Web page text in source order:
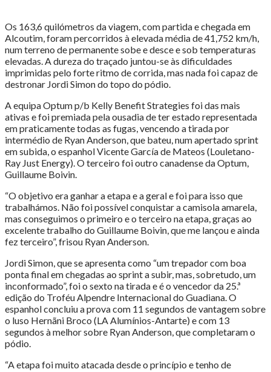
Os 163,6 quilómetros da viagem, com partida e chegada em
Alcoutim, foram percorridos à elevada média de 41,752 km/h,
num terreno de permanente sobe e desce e sob temperaturas
elevadas. A dureza do traçado juntou-se às dificuldades
imprimidas pelo forte ritmo de corrida, mas nada foi capaz de
destronar Jordi Simon do topo do pódio.
A equipa Optum p/b Kelly Benefit Strategies foi das mais
ativas e foi premiada pela ousadia de ter estado representada
em praticamente todas as fugas, vencendo a tirada por
intermédio de Ryan Anderson, que bateu, num apertado sprint
em subida, o espanhol Vicente García de Mateos (Louletano-
Ray Just Energy). O terceiro foi outro canadense da Optum,
Guillaume Boivin.
“O objetivo era ganhar a etapa e a geral e foi para isso que
trabalhámos. Não foi possível conquistar a camisola amarela,
mas conseguimos o primeiro e o terceiro na etapa, graças ao
excelente trabalho do Guillaume Boivin, que me lançou e ainda
fez terceiro”, frisou Ryan Anderson.
Jordi Simon, que se apresenta como “um trepador com boa
ponta final em chegadas ao sprint a subir, mas, sobretudo, um
inconformado”, foi o sexto na tirada e é o vencedor da 25.ª
edição do Troféu Alpendre Internacional do Guadiana. O
espanhol concluiu a prova com 11 segundos de vantagem sobre
o luso Hernãni Broco (LA Alumínios-Antarte) e com 13
segundos à melhor sobre Ryan Anderson, que completaram o
pódio.
“A etapa foi muito atacada desde o princípio e tenho de